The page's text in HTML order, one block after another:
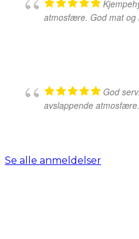
atmosfære. God mat og
God
avslappende atmosfære.
Se alle anmeldelser